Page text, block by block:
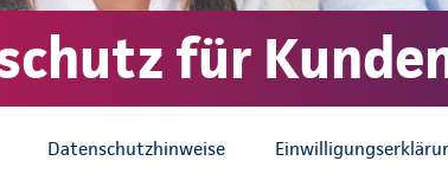
für
Datenschutzhinweise